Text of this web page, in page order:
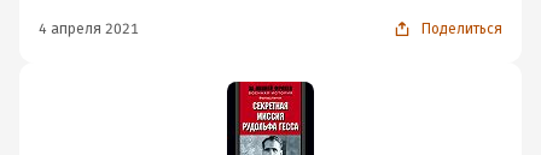
4 апреля 2021 Поделиться